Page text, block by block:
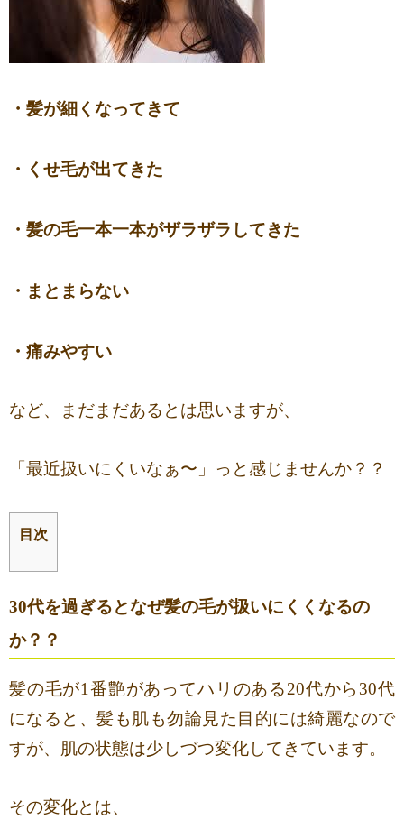
・髪が細くなってきて
・くせ毛が出てきた
・髪の毛一本一本がザラザラしてきた
・まとまらない
・痛みやすい
など、まだまだあるとは思いますが、
「最近扱いにくいなぁ〜」っと感じませんか？？
目次
30代を過ぎるとなぜ髪の毛が扱いにくくなるの
か？？
髪の毛が1番艶があってハリのある20代から30代
になると、髪も肌も勿論見た目的には綺麗なので
すが、肌の状態は少しづつ変化してきています。
その変化とは、